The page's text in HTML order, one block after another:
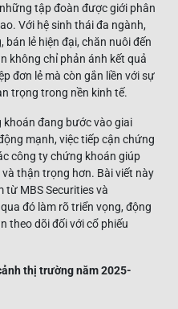
tập đoàn được giới phân
Với hệ sinh thái đa ngành,
lẻ hiện đại, chăn nuôi đến
không chỉ phản ánh kết quả
đơn lẻ mà còn gắn liền với sự
trọng trong nền kinh tế.
đang bước vào giai
mạnh, việc tiếp cận chứng
công ty chứng khoán giúp
thận trọng hơn. Bài viết này
từ MBS Securities và
đó làm rõ triển vọng, động
theo dõi đối với cổ phiếu
thị trường năm 2025-